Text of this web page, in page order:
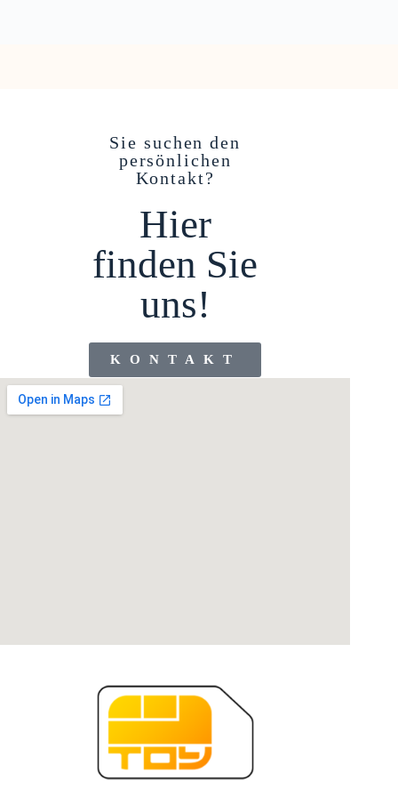
Sie suchen den
persönlichen
Kontakt?
Hier
finden Sie
uns!
KONTAKT